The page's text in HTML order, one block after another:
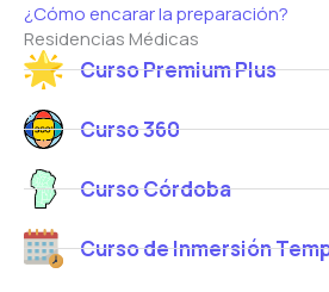
¿Cómo encarar la preparación?
Residencias Médicas
Curso Premium Plus
Curso 360
Curso Córdoba
Curso de Inmersión